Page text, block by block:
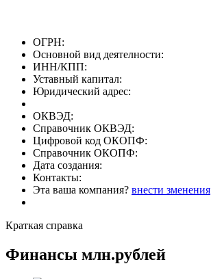
ОГРН:
Основной вид деятелности:
ИНН/КПП:
Уставный капитал:
Юридический адрес:
ОКВЭД:
Справочник ОКВЭД:
Цифровой код ОКОПФ:
Справочник ОКОПФ:
Дата создания:
Контакты:
Эта ваша компания? внести зменения
Краткая справка
Финансы млн.рублей